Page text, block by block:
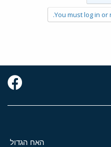
You must log in or
האח הגדול